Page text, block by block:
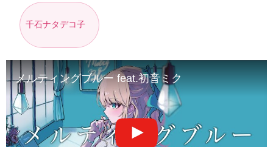
千石ナタデコ子
メルティングブルー feat.初音ミク